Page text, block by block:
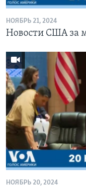
НОЯБРЬ 21, 2024
Новости США за
НОЯБРЬ 20, 2024